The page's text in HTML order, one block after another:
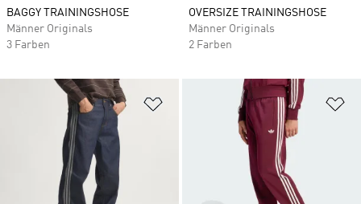
BAGGY TRAININGSHOSE
Männer Originals
3 Farben
OVERSIZE TRAININGSHOSE
Männer Originals
2 Farben
Zur Wunschliste hinzufügen